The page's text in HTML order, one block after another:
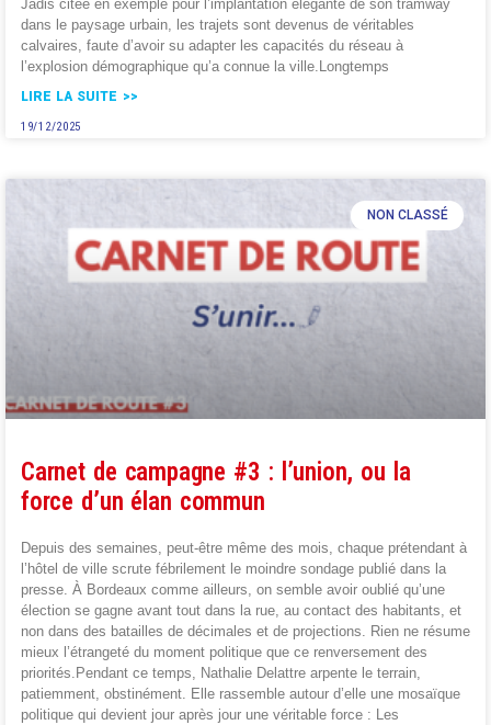
Jadis citée en exemple pour l’implantation élégante de son tramway
dans le paysage urbain, les trajets sont devenus de véritables
calvaires, faute d’avoir su adapter les capacités du réseau à
l’explosion démographique qu’a connue la ville.Longtemps
LIRE LA SUITE >>
19/12/2025
NON CLASSÉ
Carnet de campagne #3 : l’union, ou la
force d’un élan commun
Depuis des semaines, peut-être même des mois, chaque prétendant à
l’hôtel de ville scrute fébrilement le moindre sondage publié dans la
presse. À Bordeaux comme ailleurs, on semble avoir oublié qu’une
élection se gagne avant tout dans la rue, au contact des habitants, et
non dans des batailles de décimales et de projections. Rien ne résume
mieux l’étrangeté du moment politique que ce renversement des
priorités.Pendant ce temps, Nathalie Delattre arpente le terrain,
patiemment, obstinément. Elle rassemble autour d’elle une mosaïque
politique qui devient jour après jour une véritable force : Les